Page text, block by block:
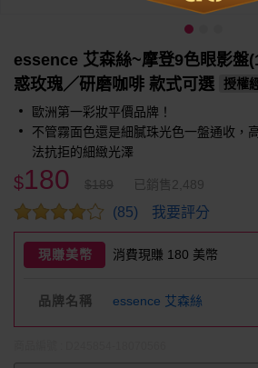
essence 艾森絲~摩登9色眼影盤
惑玫瑰／研磨咖啡 款式可選
授權
歐洲第一彩妝平價品牌！
不管霧面色還是細膩珠光色一盤通收，
法抗拒的細緻光澤
$180 $189 已銷售2,489
(85) 我要評分
現賺美幣 消費現賺 180 美幣
品牌名稱 essence 艾森絲